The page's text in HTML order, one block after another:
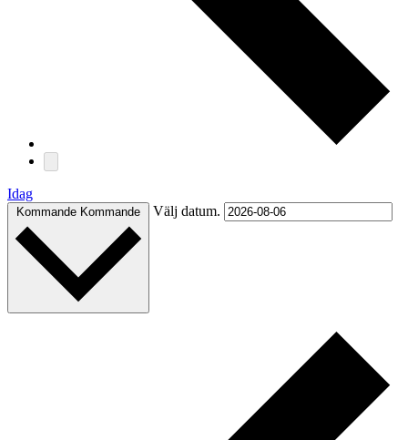
Idag
Kommande Kommande Välj datum.